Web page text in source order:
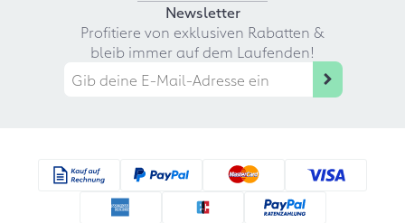
Newsletter
Profitiere von exklusiven Rabatten &
bleib immer auf dem Laufenden!